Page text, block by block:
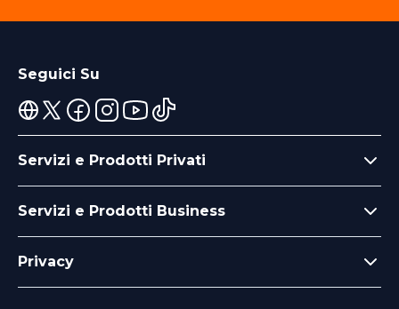
Seguici Su
Servizi e Prodotti Privati
Servizi e Prodotti Business
Privacy